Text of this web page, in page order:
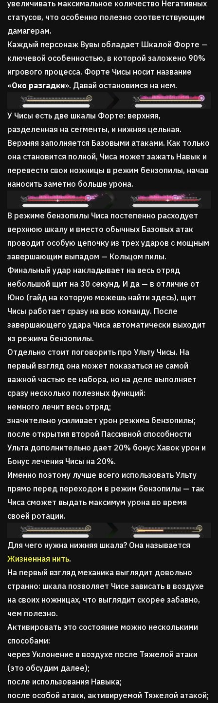
увеличивать максимальное количество Негативных
статусов, что особенно полезно соответствующим
дамагерам.
Каждый персонаж Вувы обладает Шкалой Форте —
ключевой особенностью, в которой заложено 90%
игрового процесса. Форте Чисы носит название
«Око разгадки». Давай остановимся на нем.
У Чисы есть две шкалы Форте: верхняя,
разделенная на сегменты, и нижняя цельная.
Верхняя заполняется Базовыми атаками. Как только
она становится полной, Чиса может зажать Навык и
перевести свои ножницы в режим бензопилы, начав
наносить заметно больше урона.
В режиме бензопилы Чиса постепенно расходует
верхнюю шкалу и вместо обычных Базовых атак
проводит особую цепочку из трех ударов с мощным
завершающим выпадом — Кольцом пилы.
Финальный удар накладывает на весь отряд
небольшой щит на 30 секунд. И да — в отличие от
Юно (гайд на которую можешь найти здесь), щит
Чисы работает сразу на всю команду. После
завершающего удара Чиса автоматически выходит
из режима бензопилы.
Отдельно стоит поговорить про Ульту Чисы. На
первый взгляд она может показаться не самой
важной частью ее набора, но на деле выполняет
сразу несколько полезных функций:
немного лечит весь отряд;
значительно усиливает урон режима бензопилы;
после открытия второй Пассивной способности
Ульта дополнительно дает 20% бонус Хавок урон и
Бонус лечения Чисы на 20%.
Именно поэтому лучше всего использовать Ульту
прямо перед переходом в режим бензопилы — так
Чиса сможет выдать максимум урона во время
своей ротации.
Для чего нужна нижняя шкала? Она называется
Жизненная нить.
На первый взгляд механика выглядит довольно
странно: шкала позволяет Чисе зависать в воздухе
на своих ножницах, что выглядит скорее забавно,
чем полезно.
Активировать это состояние можно несколькими
способами:
через Уклонение в воздухе после Тяжелой атаки
(это обсудим далее);
после использования Навыка;
после особой атаки, активируемой Тяжелой атакой;